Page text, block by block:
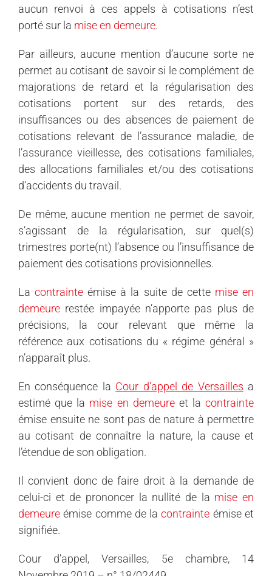
aucun renvoi à ces appels à cotisations n’est
porté sur la mise en demeure.
Par ailleurs, aucune mention d’aucune sorte ne
permet au cotisant de savoir si le complément de
majorations de retard et la régularisation des
cotisations portent sur des retards, des
insuffisances ou des absences de paiement de
cotisations relevant de l’assurance maladie, de
l’assurance vieillesse, des cotisations familiales,
des allocations familiales et/ou des cotisations
d’accidents du travail.
De même, aucune mention ne permet de savoir,
s’agissant de la régularisation, sur quel(s)
trimestres porte(nt) l’absence ou l’insuffisance de
paiement des cotisations provisionnelles.
Lacontrainte émise à la suite de cette mise en
demeure restée impayée n’apporte pas plus de
précisions, la cour relevant que même la
référence aux cotisations du « régime général »
n’apparaît plus.
En conséquence la Cour d’appel de Versailles a
estimé que la mise en demeureet la contrainte
émise ensuite ne sont pas de nature à permettre
au cotisant de connaître la nature, la cause et
l’étendue de son obligation.
Il convient donc de faire droit à la demande de
celui-ci et de prononcer la nullité de la mise en
demeure émise comme de lacontrainte émise et
signifiée.
Cour d’appel, Versailles, 5e chambre, 14